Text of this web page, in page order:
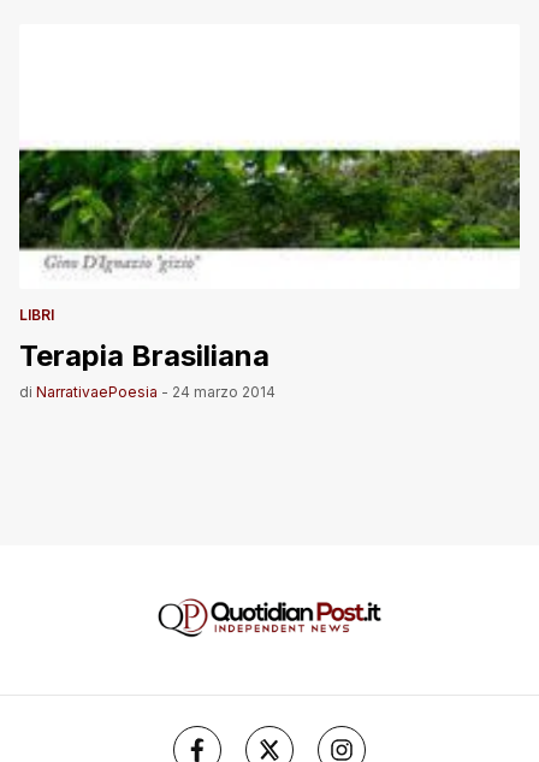
LIBRI
Terapia Brasiliana
di NarrativaePoesia - 24 marzo 2014